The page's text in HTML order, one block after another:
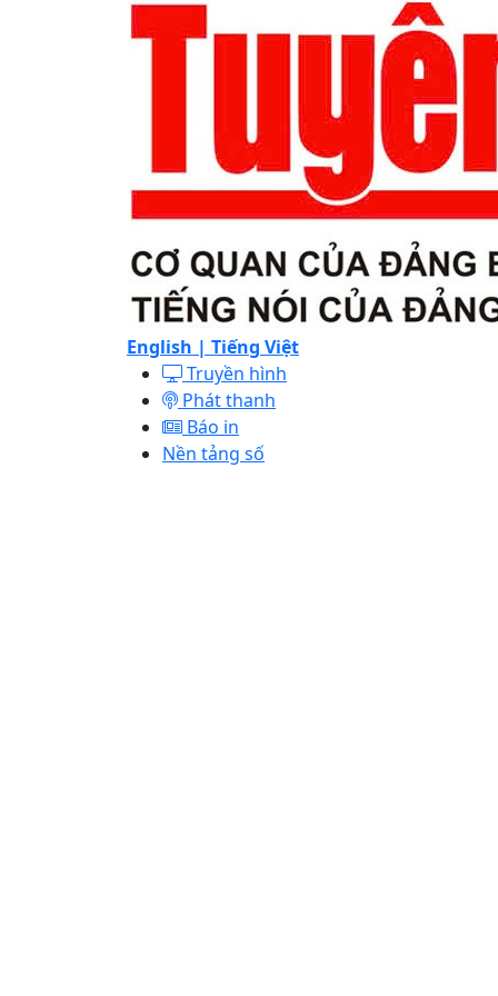
English | Tiếng Việt
Truyền hình
Phát thanh
Báo in
Nền tảng số